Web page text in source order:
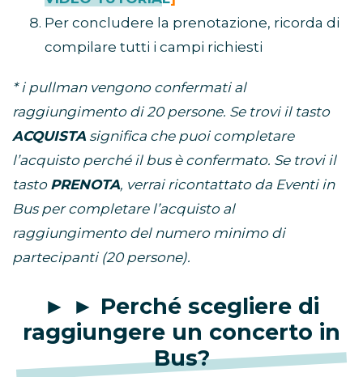
Per concludere la prenotazione, ricorda di
compilare tutti i campi richiesti
* i pullman vengono confermati al
raggiungimento di 20 persone. Se trovi il tasto
ACQUISTA significa che puoi completare
l’acquisto perché il bus è confermato. Se trovi il
tasto PRENOTA, verrai ricontattato da Eventi in
Bus per completare l’acquisto al
raggiungimento del numero minimo di
partecipanti (20 persone).
► ► Perché scegliere di
raggiungere un concerto in
Bus?